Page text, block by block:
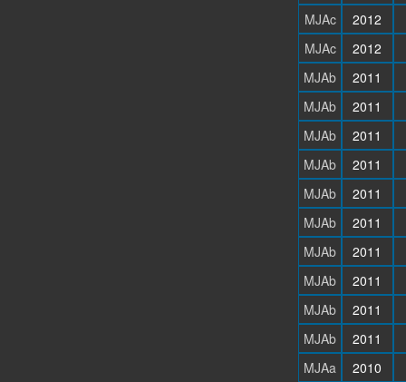
MJAc
2012
MJAc
2012
MJAb
2011
MJAb
2011
MJAb
2011
MJAb
2011
MJAb
2011
MJAb
2011
MJAb
2011
MJAb
2011
MJAb
2011
MJAb
2011
MJAa
2010